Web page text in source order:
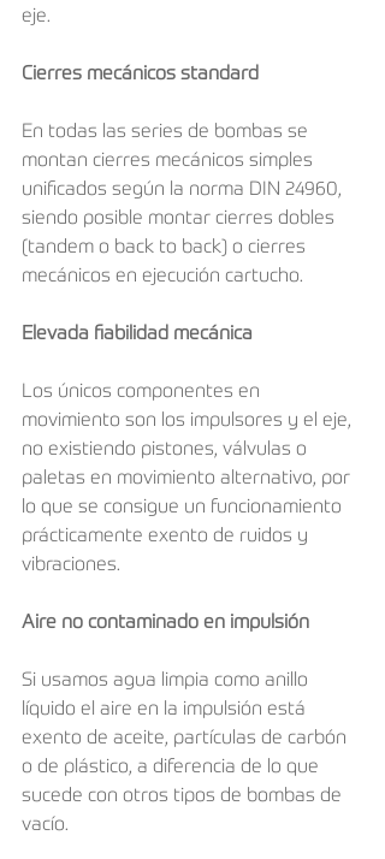
eje.
Cierres mecánicos standard
En todas las series de bombas se
montan cierres mecánicos simples
unificados según la norma DIN 24960,
siendo posible montar cierres dobles
(tandem o back to back) o cierres
mecánicos en ejecución cartucho.
Elevada fiabilidad mecánica
Los únicos componentes en
movimiento son los impulsores y el eje,
no existiendo pistones, válvulas o
paletas en movimiento alternativo, por
lo que se consigue un funcionamiento
prácticamente exento de ruidos y
vibraciones.
Aire no contaminado en impulsión
Si usamos agua limpia como anillo
líquido el aire en la impulsión está
exento de aceite, partículas de carbón
o de plástico, a diferencia de lo que
sucede con otros tipos de bombas de
vacío.